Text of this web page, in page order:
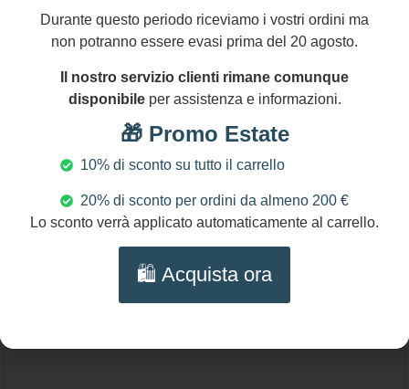
Bracciale siciliano con pietra lavica nera –
Aggiungi al carrello
Durante questo periodo riceviamo i vostri ordini ma
non potranno essere evasi prima del 20 agosto.
Il nostro servizio clienti rimane comunque
disponibileper assistenza e informazioni.
🎁 Promo Estate
10% di sconto su tutto il carrello
20% di sconto per ordini da almeno 200 €
Lo sconto verrà applicato automaticamente al carrello.
🛍️ Acquista ora